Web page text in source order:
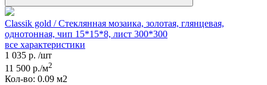
Classik gold / Стеклянная мозаика, золотая, глянцевая,
однотонная, чип 15*15*8, лист 300*300
все характеристики
1 035 р. /шт
11 500 р./м2
Кол-вo: 0.09 м2